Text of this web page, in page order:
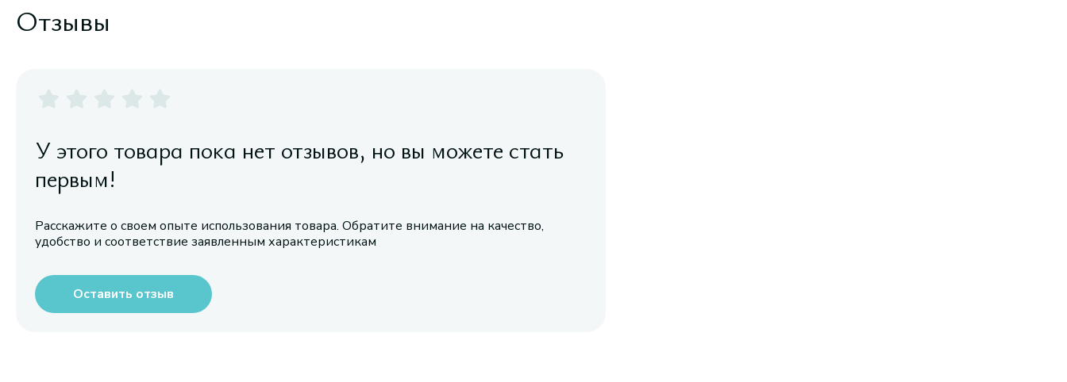
Отзывы
У этого товара пока нет отзывов, но вы можете стать
первым!
Расскажите о своем опыте использования товара. Обратите внимание на качество,
удобство и соответствие заявленным характеристикам
Оставить отзыв